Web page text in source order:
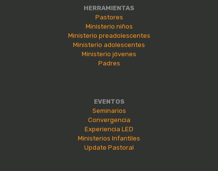
HERRAMIENTAS
Pastores
Ministerio niños
Ministerio preadolescentes
Ministerio adolescentes
Ministerio jóvenes
Padres
EVENTOS
Seminarios
Convergencia
Experiencia LED
Ministerios Infantiles
Update Pastoral